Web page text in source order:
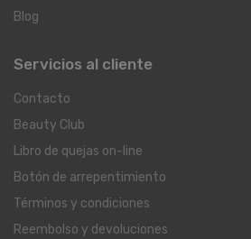
Blog
Servicios al cliente
Contacto
Beauty Club
Libro de quejas on-line
Botón de arrepentimiento
Términos y condiciones
Reembolso y devoluciones